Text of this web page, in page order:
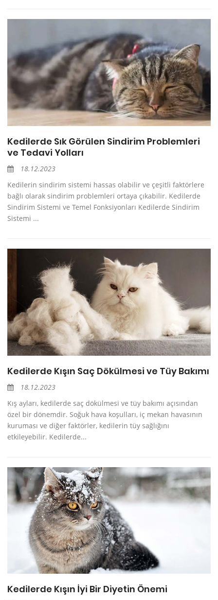
Kedilerde Sık Görülen Sindirim Problemleri
ve Tedavi Yolları
18.12.2023
Kedilerin sindirim sistemi hassas olabilir ve çeşitli faktörlere
bağlı olarak sindirim problemleri ortaya çıkabilir. Kedilerde
Sindirim Sistemi ve Temel Fonksiyonları Kedilerde Sindirim
Sistemi ...
Kedilerde Kışın Saç Dökülmesi ve Tüy Bakımı
18.12.2023
Kış ayları, kedilerde saç dökülmesi ve tüy bakımı açısından
özel bir dönemdir. Soğuk hava koşulları, iç mekan havasının
kuruması ve diğer faktörler, kedilerin tüy sağlığını
etkileyebilir. Kedilerde...
Kedilerde Kışın İyi Bir Diyetin Önemi